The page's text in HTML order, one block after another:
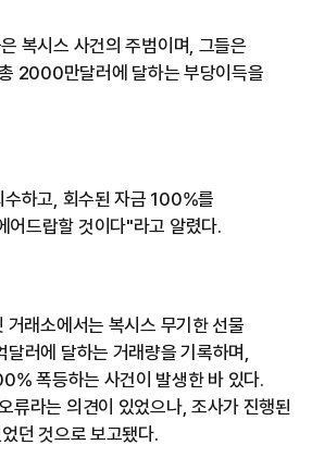
복시스 사건의 주범이며, 그들은
2000만달러에 달하는 부당이득을
수하고, 회수된 자금 100%를
어드랍할 것이다"라고 알렸다.
래소에서는 복시스 무기한 선물
러에 달하는 거래량을 기록하며,
폭등하는 사건이 발생한 바 있다.
류라는 의견이 있었으나, 조사가 진행된
던 것으로 보고됐다.